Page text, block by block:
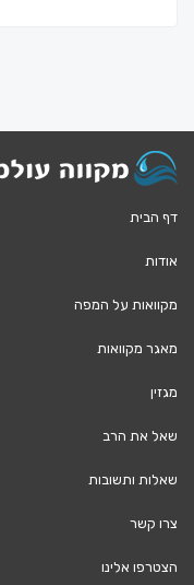
דף הבית
אודות
מקוואות על המפה
מאגר מקוואות
מגזין
שאל את הרב
שאלות ותשובות
צרו קשר
הצטרפו אלינו